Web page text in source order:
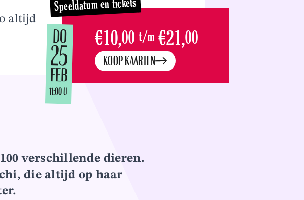
altijd
DO
25
FEB
11:00 U
Speeldatum en tickets
€10,00 t/m €21,00
KOOP KAARTEN
verschillende dieren.
die altijd op haar